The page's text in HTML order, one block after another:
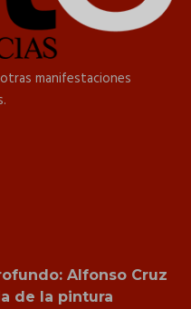
manifestaciones
Alfonso Cruz
de la pintura